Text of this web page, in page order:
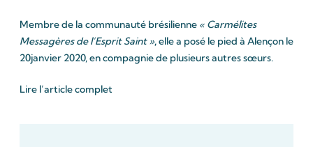
Membre de la communauté brésilienne « Carmélites
Messagères de l’Esprit Saint »,elle a posé le pied à Alençon le
20janvier 2020, en compagnie de plusieurs autres sœurs.
Lire l’article complet